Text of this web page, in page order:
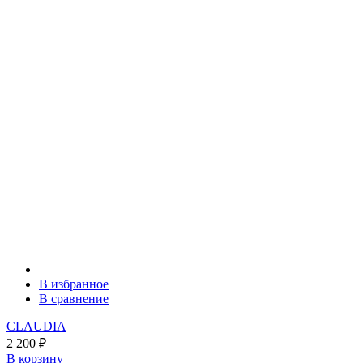
В избранное
В сравнение
CLAUDIA
2 200 ₽
В корзину